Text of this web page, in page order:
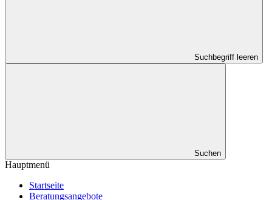
Suchbegriff leeren
Suchen
Hauptmenü
Startseite
Beratungsangebote